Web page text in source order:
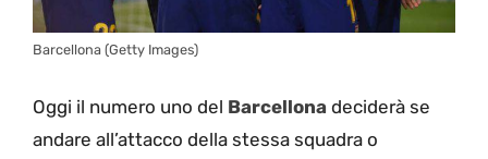
Barcellona (Getty Images)
Oggi il numero uno del Barcellona deciderà se
andare all’attacco della stessa squadra o